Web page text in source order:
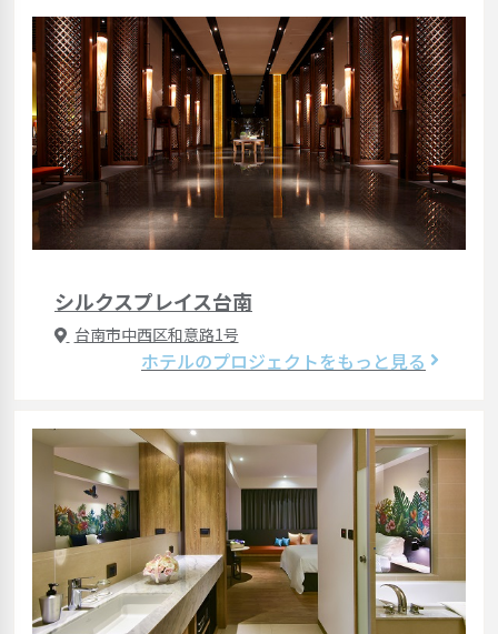
シルクスプレイス台南
台南市中西区和意路1号
ホテルのプロジェクトをもっと見る